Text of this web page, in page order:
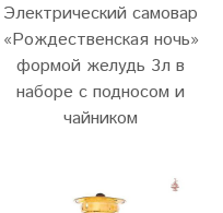
Электрический самовар
«Рождественская ночь»
формой желудь 3л в
наборе с подносом и
чайником